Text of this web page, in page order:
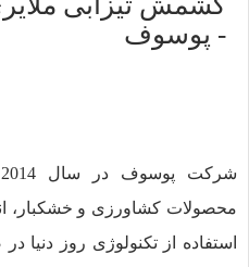
صادرات
تماس با ما
شرکت
کشاورزی و خشکبار، انواع